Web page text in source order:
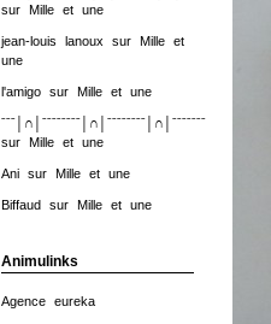
sur
Mille et une
jean-louis lanoux sur
Mille et
une
l'amigosur Mille et une
ˉˉˉ│∩│ˉˉˉˉˉˉˉˉ│∩│ˉˉˉˉˉˉˉˉ│∩│ˉˉˉˉˉˉˉˉ│∩│ˉˉˉ
sur
Mille et une
Anisur Mille et une
Biffaud sur Mille et une
Animulinks
Agence eureka